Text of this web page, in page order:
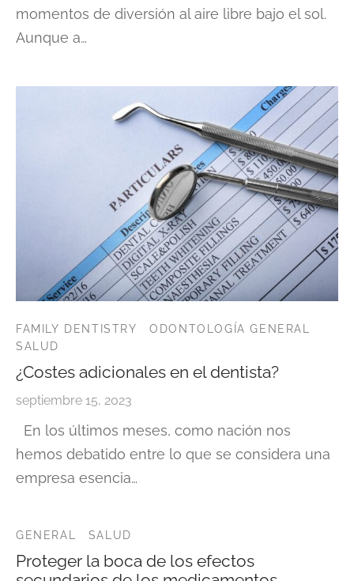
momentos de diversión al aire libre bajo el sol.
Aunque a…
FAMILY DENTISTRY
ODONTOLOGÍA GENERAL
SALUD
¿Costes adicionales en el dentista?
septiembre 15, 2023
En los últimos meses, como nación nos
hemos debatido entre lo que se considera una
empresa esencia…
GENERAL SALUD
Proteger la boca de los efectos